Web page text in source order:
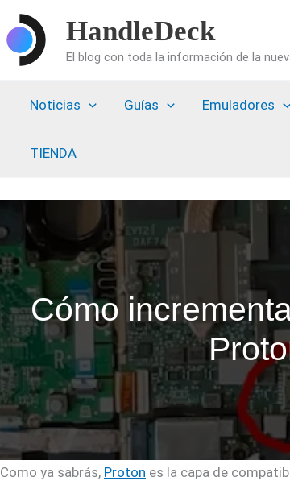
HandleDeck
El blog con toda la información de la
Noticias Guías Emuladores
TIENDA
Cómo
Como ya sabrás, Proton es la capa de